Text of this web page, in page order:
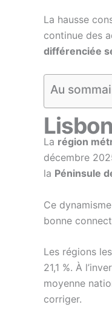
La hausse
continue des
différenciée
Au
La région
décembre
la Péninsule
Ce
bonne
Les régions
21,1 %. À
moyenne
corriger.